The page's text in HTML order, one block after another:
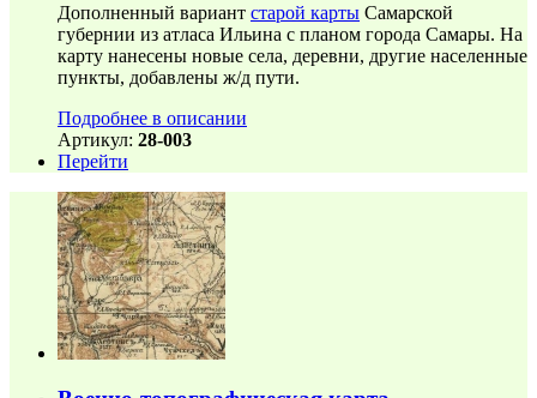
Дополненный вариант старой карты Самарской
губернии из атласа Ильина с планом города Самары. На
карту нанесены новые села, деревни, другие населенные
пункты, добавлены ж/д пути.
Подробнее в описании
Артикул: 28-003
Перейти